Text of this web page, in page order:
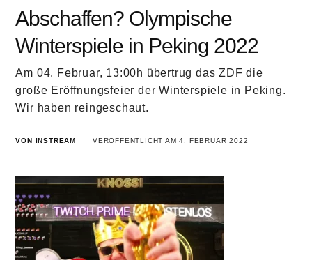
Abschaffen? Olympische
Winterspiele in Peking 2022
Am 04. Februar, 13:00h übertrug das ZDF die
große Eröffnungsfeier der Winterspiele in Peking.
Wir haben reingeschaut.
VON INSTREAM VERÖFFENTLICHT AM 4. FEBRUAR 2022